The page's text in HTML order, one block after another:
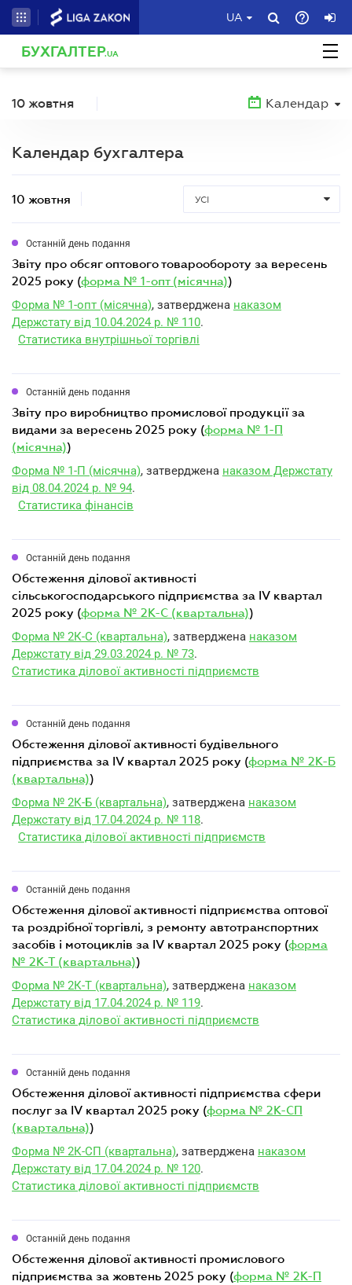
UA
БУХГАЛТЕР.UA
10 жовтня Календар
Календар бухгалтера
10 жовтня УСІ
Останній день подання
звіту про обсяг оптового товарообороту за вересень
2025 року (форма № 1-опт (місячна))
Форма № 1-опт (місячна), затверджена наказом
Держстату від 10.04.2024 р. № 110.
Статистика внутрішньої торгівлі
Останній день подання
звіту про виробництво промислової продукції за
видами за вересень 2025 року (форма № 1-П
(місячна))
Форма № 1-П (місячна), затверджена наказом Держстату
від 08.04.2024 р. № 94.
Статистика фінансів
Останній день подання
обстеження ділової активності
сільськогосподарського підприємства за IV квартал
2025 року (форма № 2К-С (квартальна))
Форма № 2К-С (квартальна), затверджена наказом
Держстату від 29.03.2024 р. № 73.
Статистика ділової активності підприємств
Останній день подання
обстеження ділової активності будівельного
підприємства за IV квартал 2025 року (форма № 2К-Б
(квартальна))
Форма № 2К-Б (квартальна), затверджена наказом
Держстату від 17.04.2024 р. № 118.
Статистика ділової активності підприємств
Останній день подання
обстеження ділової активності підприємства оптової
та роздрібної торгівлі, з ремонту автотранспортних
засобів і мотоциклів за IV квартал 2025 року (форма
№ 2К-Т (квартальна))
Форма № 2К-Т (квартальна), затверджена наказом
Держстату від 17.04.2024 р. № 119.
Статистика ділової активності підприємств
Останній день подання
обстеження ділової активності підприємства сфери
послуг за IV квартал 2025 року (форма № 2К-СП
(квартальна))
Форма № 2К-СП (квартальна), затверджена наказом
Держстату від 17.04.2024 р. № 120.
Статистика ділової активності підприємств
Останній день подання
обстеження ділової активності промислового
підприємства за жовтень 2025 року (форма № 2К-П